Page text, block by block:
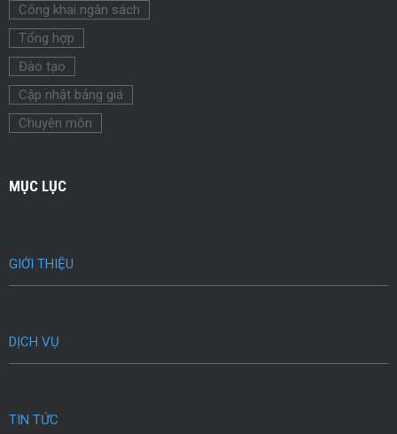
Công khai ngân sách
Tổng hợp
Đào tạo
Cập nhật bảng giá
Chuyên môn
MỤC LỤC
GIỚI THIỆU
DỊCH VỤ
TIN TỨC